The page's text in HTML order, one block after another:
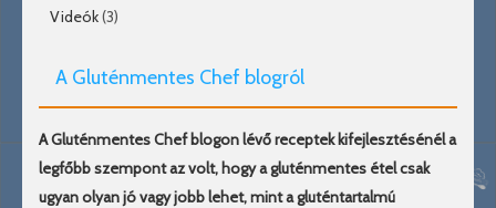
Videók(3)
A Gluténmentes Chef blogról
A Gluténmentes Chef blogon lévő receptek kifejlesztésénél a
legfőbb szempont az volt, hogy a gluténmentes étel csak
ugyan olyan jó vagy jobb lehet, mint a gluténtartalmú